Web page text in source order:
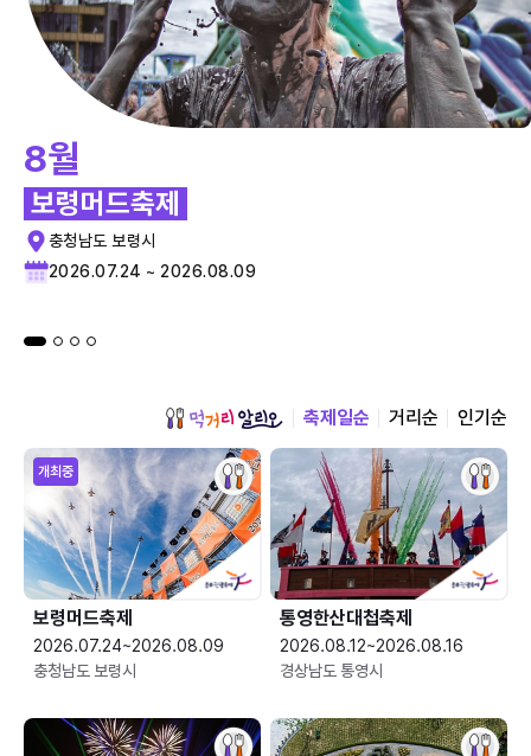
8월
보령머드축제
충청남도 보령시
2026.07.24 ~ 2026.08.09
축제일순 거리순 인기순
개최중
보령머드축제
2026.07.24~2026.08.09
충청남도 보령시
통영한산대첩축제
2026.08.12~2026.08.16
경상남도 통영시